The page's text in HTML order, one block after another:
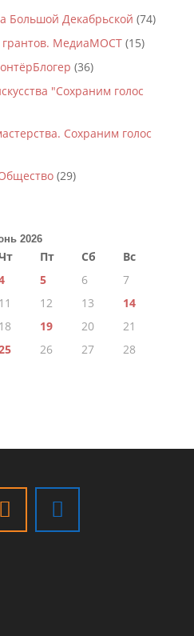
Большой Декабрьской (74)
грантов. МедиаМОСТ(15)
(36)
"Сохраним голос
Сохраним голос
(29)
2026
Пт Сб
Вс
5 6
7
11 12 13
14
18 19 20
21
26 27
28